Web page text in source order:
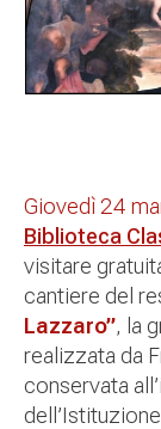
Giovedì 24
Biblioteca
visitare
cantiere del
Lazzaro”, la
realizzata da
conservata